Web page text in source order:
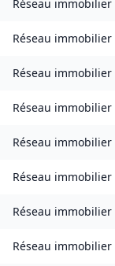
Réseau immobilier
Réseau immobilier
Réseau immobilier
Réseau immobilier
Réseau immobilier
Réseau immobilier
Réseau immobilier
Réseau immobilier